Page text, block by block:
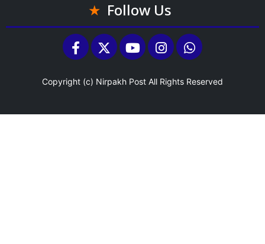
Follow Us
Copyright (c) Nirpakh Post All Rights Reserved